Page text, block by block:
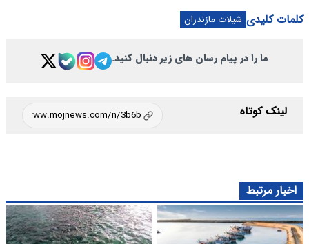
کلمات کلیدی شیلات مازندران
ما را در پیام رسان های زیر دنبال کنید.
لینک کوتاه
اخبار مرتبط